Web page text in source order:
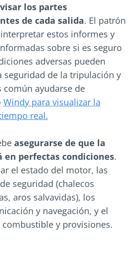
los partes
de cada salida. El patrón
estos informes y
sobre si es seguro
adversas pueden
seguridad de la tripulación y
común ayudarse de
Windy para visualizar la
real.
asegurarse de que la
en perfectas condiciones.
el estado del motor, las
seguridad (chalecos
aros salvavidas), los
y navegación, y el
y provisiones.